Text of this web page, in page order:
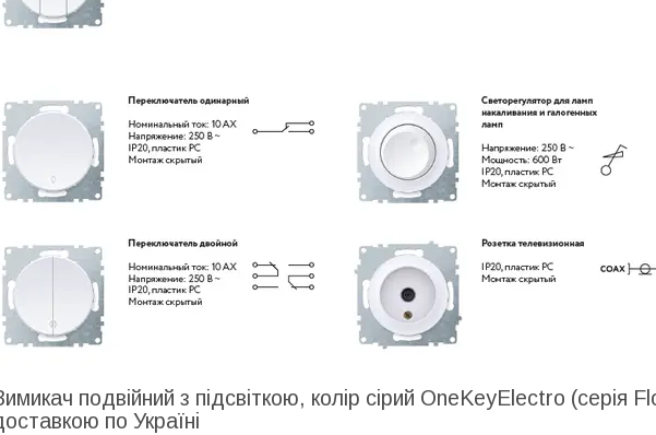
подвійний з підсвіткою, колір сірий OneKeyElectro (серія
по Україні